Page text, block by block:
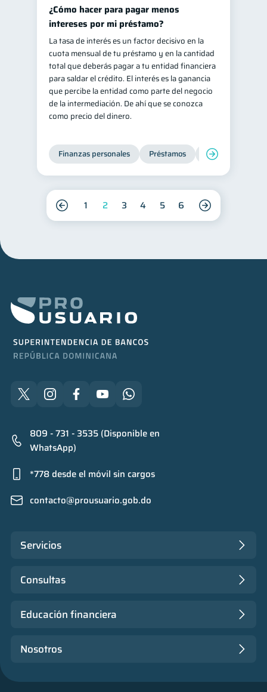
¿Cómo hacer para pagar menos
intereses por mi préstamo?
La tasa de interés es un factor decisivo en la
cuota mensual de tu préstamo y en la cantidad
total que deberás pagar a tu entidad financiera
para saldar el crédito. El interés es la ganancia
que percibe la entidad como parte del negocio
de la intermediación. De ahí que se conozca
como precio del dinero.
Finanzas personales Préstamos Productos
1 2 3 4 5 6
809 - 731 - 3535 (Disponible en
WhatsApp)
*778 desde el móvil sin cargos
contacto@prousuario.gob.do
Servicios
Consultas
Educación financiera
Nosotros